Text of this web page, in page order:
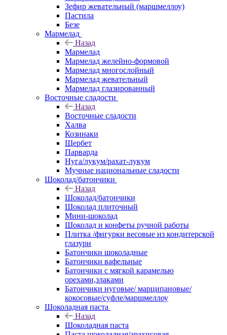
Зефир жевательный (маршмеллоу)
Пастила
Безе
Мармелад
Назад
Мармелад
Мармелад желейно-формовой
Мармелад многослойный
Мармелад жевательный
Мармелад глазированный
Восточные сладости
Назад
Восточные сладости
Халва
Козинаки
Щербет
Парварда
Нуга/лукум/рахат-лукум
Мучные национальные сладости
Шоколад/батончики
Назад
Шоколад/батончики
Шоколад плиточный
Мини-шоколад
Шоколад и конфеты ручной работы
Плитка /фигурки весовые из кондитерской
глазури
Батончики шоколадные
Батончики вафельные
Батончики с мягкой карамелью
орехами,злаками
Батончики нуговые/ марципановые/
кокосовые/суфле/маршмеллоу
Шоколадная паста
Назад
Шоколадная паста